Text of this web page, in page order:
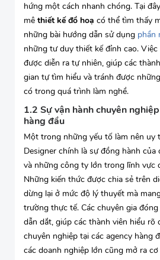
hứng một cách nhanh chóng. Tại
mê thiết kế đồ hoạ có thể tìm thấy
những bài hướng dẫn sử dụng phần
những tư duy thiết kế đỉnh cao. Việc
được diễn ra tự nhiên, giúp các
gian tự tìm hiểu và tránh được
có trong quá trình làm nghề.
1.2 Sự vận hành chuyên
hàng đầu
Một trong những yếu tố làm nên uy
Designer chính là sự đồng hành của
và những công ty lớn trong lĩnh vực
Những kiến thức được chia sẻ trên
dừng lại ở mức độ lý thuyết mà
trường thực tế. Các chuyên gia
dẫn dắt, giúp các thành viên hiểu rõ
chuyên nghiệp tại các agency hàng
các doanh nghiệp lớn cũng mở ra